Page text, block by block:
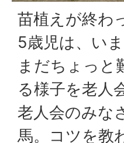
苗植えが終わ
5歳児は、い
まだちょっと
る様子を老人
老人会のみな
馬。コツを教